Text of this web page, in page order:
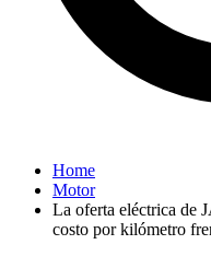
Home
Motor
La oferta eléctrica de
costo por kilómetro